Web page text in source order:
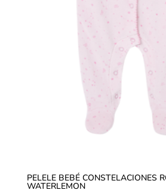
PELELE BEBÉ CONSTELACIONES
WATERLEMON